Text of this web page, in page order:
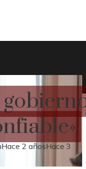
Hace 2 añosHace 3